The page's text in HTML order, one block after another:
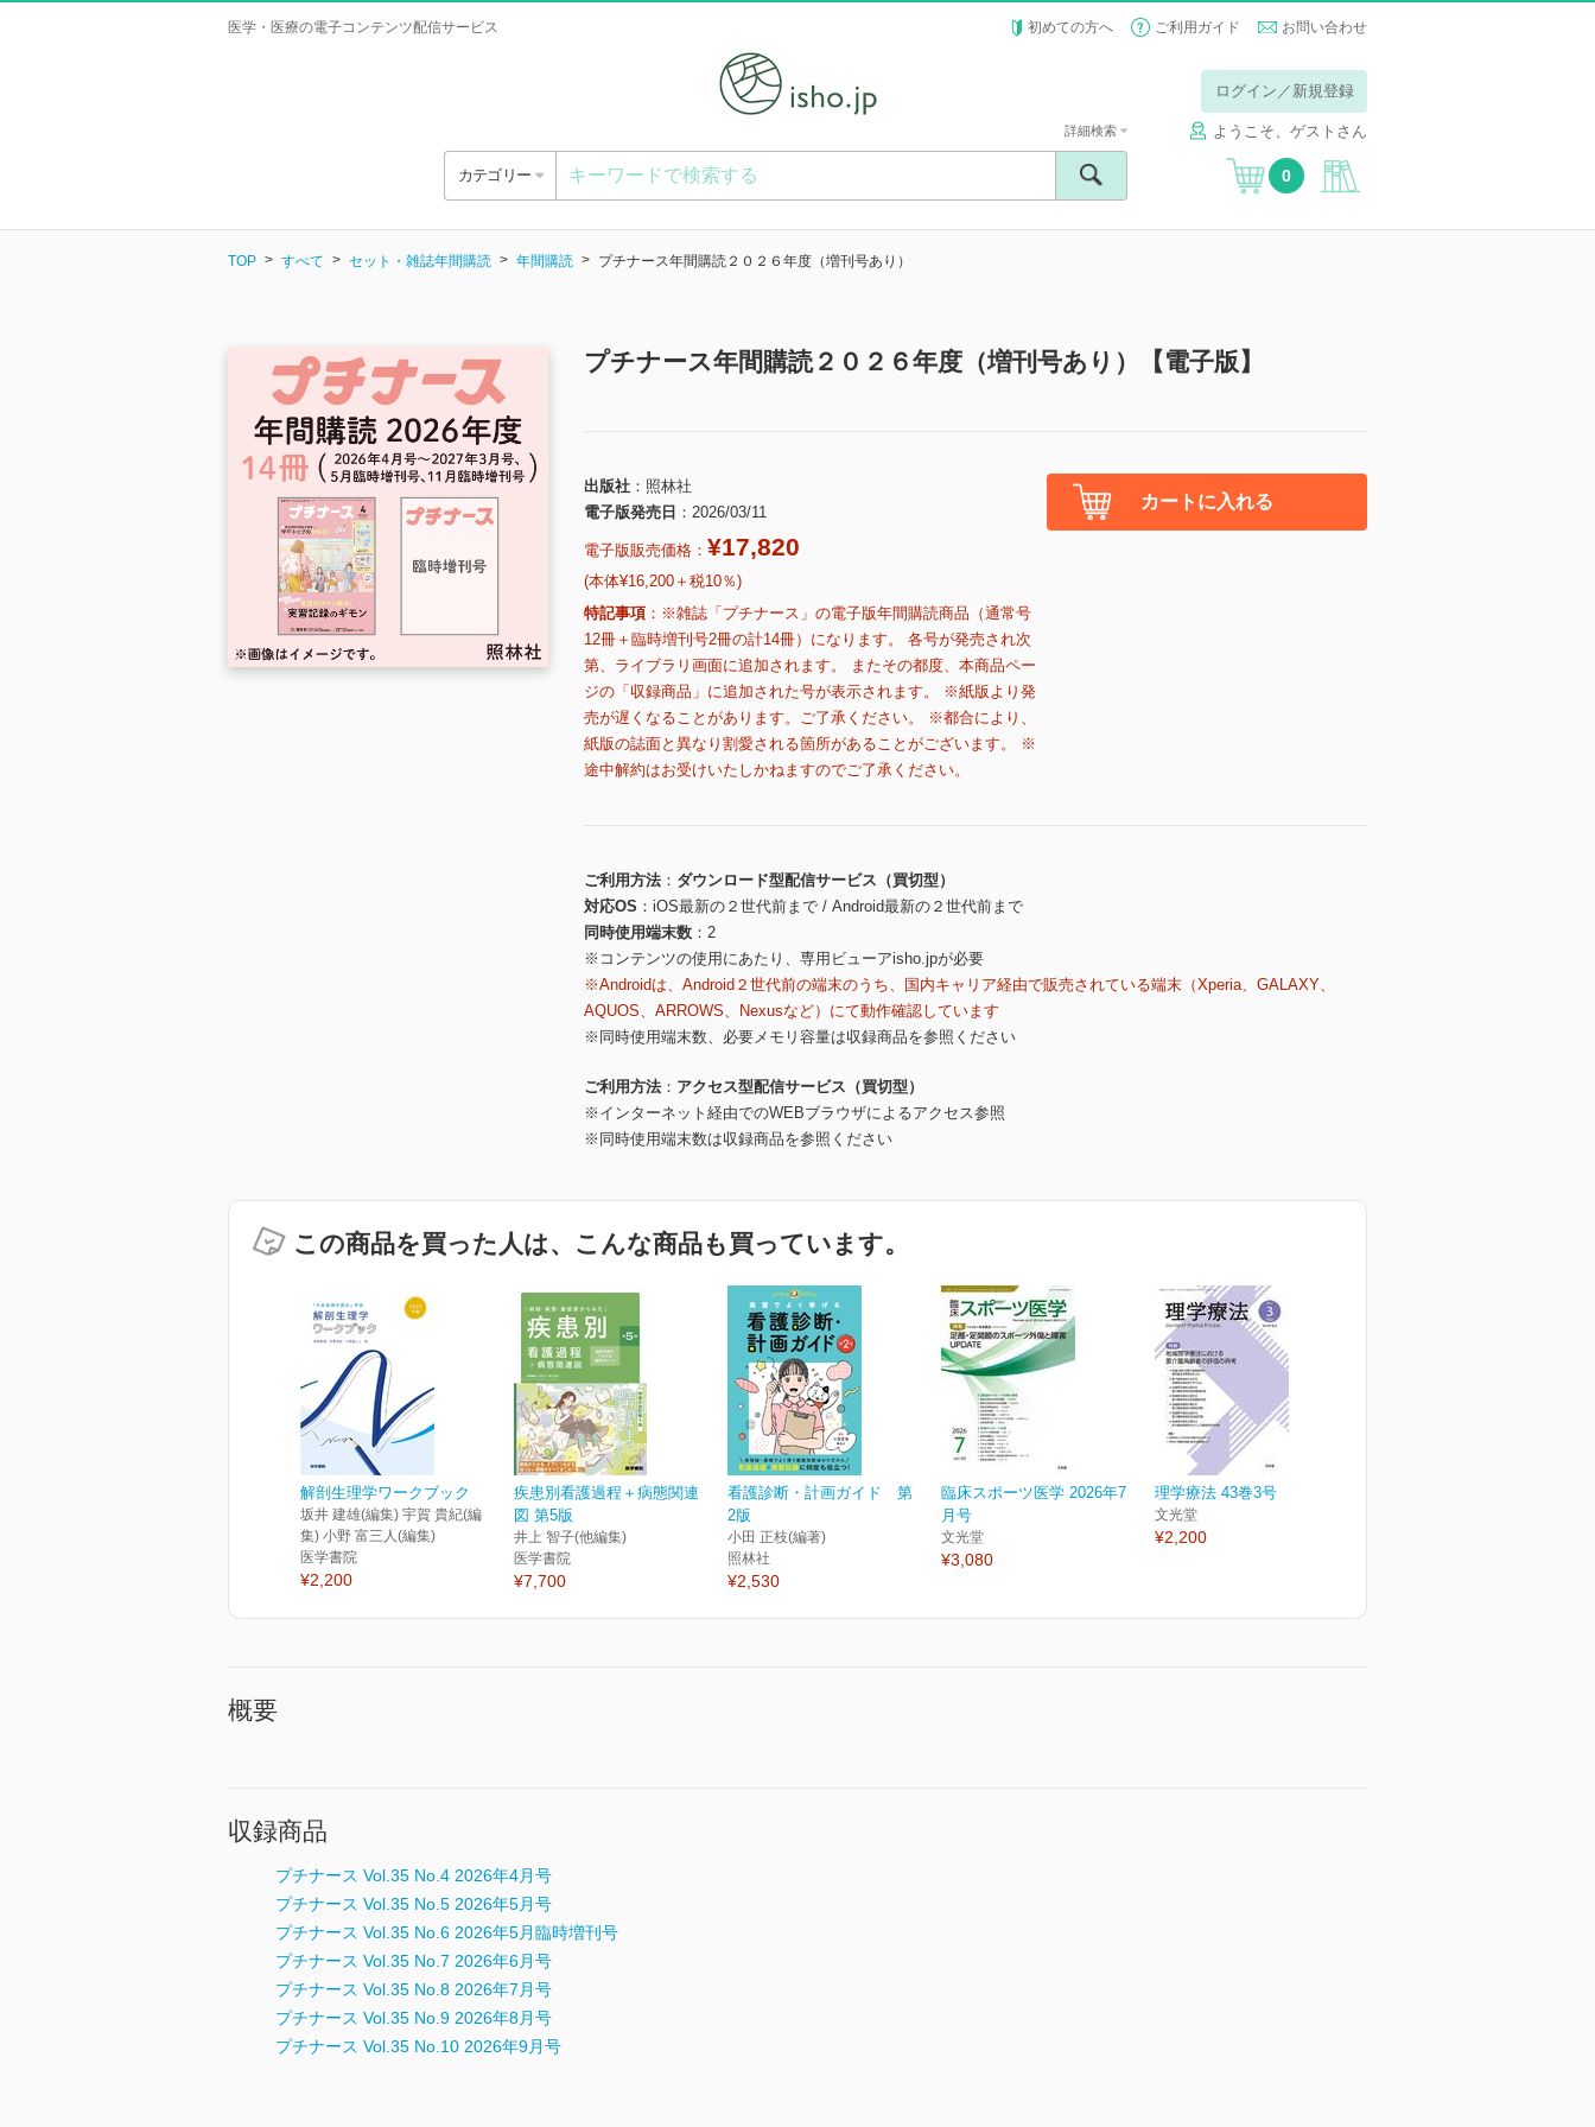
医学・医療の電子コンテンツ配信サービス 初めての方へ ご利用ガイド お問い合わせ
ログイン／新規登録
ようこそ、ゲストさん
カテゴリー
詳細検索
0
TOP すべて セット・雑誌年間購読 年間購読 プチナース年間購読２０２６年度（増刊号あり）
プチナース年間購読２０２６年度（増刊号あり）【電子版】
出版社
照林社
電子版発売日
2026/03/11
電子版販売価格： ¥17,820
(本体¥16,200＋税10％)
特記事項
※雑誌「プチナース」の電子版年間購読商品（通常号
12冊＋臨時増刊号2冊の計14冊）になります。 各号が発売され次
第、ライブラリ画面に追加されます。 またその都度、本商品ペー
ジの「収録商品」に追加された号が表示されます。 ※紙版より発
売が遅くなることがあります。ご了承ください。 ※都合により、
紙版の誌面と異なり割愛される箇所があることがございます。 ※
途中解約はお受けいたしかねますのでご了承ください。
カートに入れる
ご利用方法
ダウンロード型配信サービス（買切型）
対応OS
iOS最新の２世代前まで / Android最新の２世代前まで
同時使用端末数
2
※コンテンツの使用にあたり、専用ビューアisho.jpが必要
※Androidは、Android２世代前の端末のうち、国内キャリア経由で販売されている端末（Xperia、GALAXY、
AQUOS、ARROWS、Nexusなど）にて動作確認しています
※同時使用端末数、必要メモリ容量は収録商品を参照ください
ご利用方法
アクセス型配信サービス（買切型）
※インターネット経由でのWEBブラウザによるアクセス参照
※同時使用端末数は収録商品を参照ください
この商品を買った人は、こんな商品も買っています。
解剖生理学ワークブック
坂井 建雄(編集) 宇賀 貴紀(編
集) 小野 富三人(編集)
医学書院
¥2,200
疾患別看護過程＋病態関連
図 第5版
井上 智子(他編集)
医学書院
¥7,700
看護診断・計画ガイド 第
2版
小田 正枝(編著)
照林社
¥2,530
臨床スポーツ医学 2026年7
月号
文光堂
¥3,080
理学療法 43巻3号
文光堂
¥2,200
概要
収録商品
プチナース Vol.35 No.4 2026年4月号
プチナース Vol.35 No.5 2026年5月号
プチナース Vol.35 No.6 2026年5月臨時増刊号
プチナース Vol.35 No.7 2026年6月号
プチナース Vol.35 No.8 2026年7月号
プチナース Vol.35 No.9 2026年8月号
プチナース Vol.35 No.10 2026年9月号